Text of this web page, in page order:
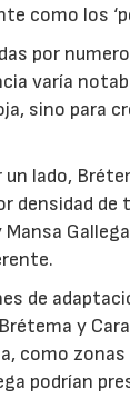
como los
por
varía
sino para
lado,
densidad
de
y
como
podrían